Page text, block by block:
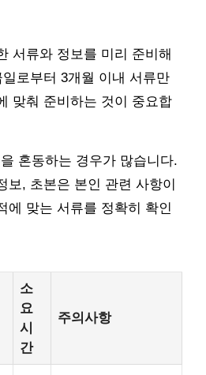
서류와 정보를 미리 준비해
로부터 3개월 이내 서류만
맞춰 준비하는 것이 중요합
혼동하는 경우가 많습니다.
보, 초본은 본인 관련 사항이
에 맞는 서류를 정확히 확인
소
요
시
간
주의사항